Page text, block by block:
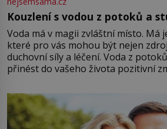
Kouzlení s vodou z potoků a
Voda má v magii zvláštní místo. Má
které pro vás mohou být nejen
duchovní síly a léčení. Voda z
přinést do vašeho života pozitivní
můžete obohatit své rituály a
větší harmonii a klid. Je důležité